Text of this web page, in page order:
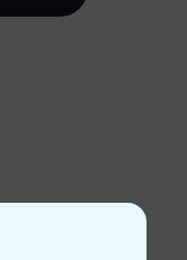
gewinne mit